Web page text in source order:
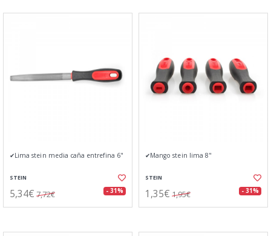
✔Lima stein media caña entrefina 6"
STEIN
5,34€ 7,72€ - 31%
✔Mango stein lima 8"
STEIN
1,35€ 1,95€ - 31%